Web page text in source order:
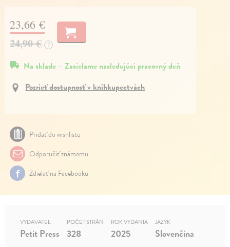
23,66 €
24,90 € ?
Na sklade – Zasielame nasledujúci pracovný deň
Pozrieť dostupnosť v kníhkupectvách
Pridať do wishlistu
Odporučiť známemu
Zdielať na Facebooku
VYDAVATEĽ
Petit Press
POČET STRÁN
328
ROK VYDANIA
2025
JAZYK
Slovenčina